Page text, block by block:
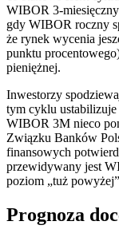
WIBOR 3-
gdy WIBOR roczny
że rynek wycenia
punktu
pieniężnej.
Inwestorzy
tym cyklu
WIBOR 3M nieco
Związku Banków
finansowych
przewidywany jest
poziom „tuż
Prognoza